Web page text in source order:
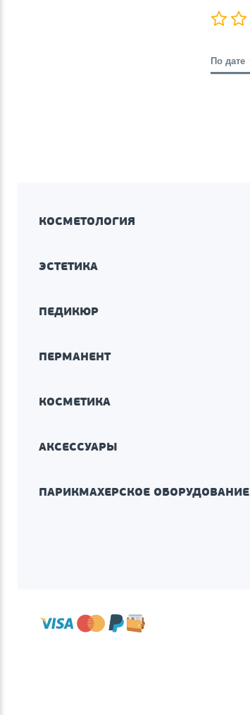
По дате
КОСМЕТОЛОГИЯ
ЭСТЕТИКА
ПЕДИКЮР
ПЕРМАНЕНТ
КОСМЕТИКА
АКСЕССУАРЫ
ПАРИКМАХЕРСКОЕ ОБОРУДОВАНИЕ